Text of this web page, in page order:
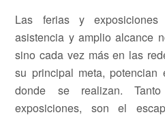
Las ferias y
asistencia y amplio alcance
sino cada vez más en las
su principal meta,
donde se realizan.
exposiciones, son el